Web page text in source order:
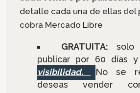
detalle cada una de ellas del
cobra Mercado Libre
GRATUITA: solo
publicar por 60 días y
visibilidad.
No se
deseas vender